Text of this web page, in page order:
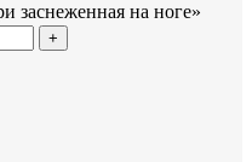
заснеженная на ноге»